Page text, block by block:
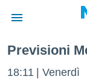
Previsioni
18:11 Venerdì